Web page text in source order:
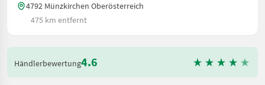
4792 Münzkirchen Oberösterreich
475 km entfernt
Händlerbewertung4.6